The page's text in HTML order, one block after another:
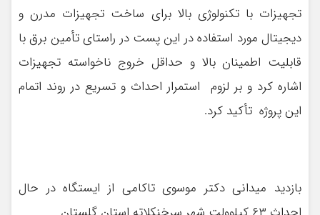
تجهیزات با تکنولوژی بالا برای ساخت تجهیزات مدرن و
دیجیتال مورد استفاده در این پست در راستای تأمین برق با
قابلیت اطمینان بالا و حداقل خروج ناخواسته تجهیزات
اشاره کرد و بر لزوم استمرار احداث و تسریع در روند اتمام
این پروژه تأکید کرد.
بازدید میدانی دکتر موسوی تاکامی از ایستگاه در حال